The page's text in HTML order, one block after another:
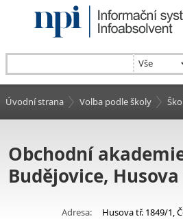
Úvodní strana Volba podle školy
Obchodní
Budějovice, Husova
Adresa:
Husova tř. 1849/1,